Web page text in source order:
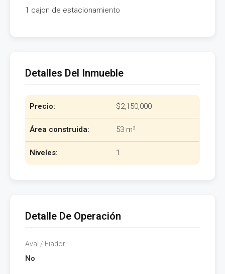
1 cajon de estacionamiento
Detalles Del Inmueble
Precio: $2,150,000
Área construida: 53 m²
Niveles: 1
Detalle De Operación
Aval / Fiador
No